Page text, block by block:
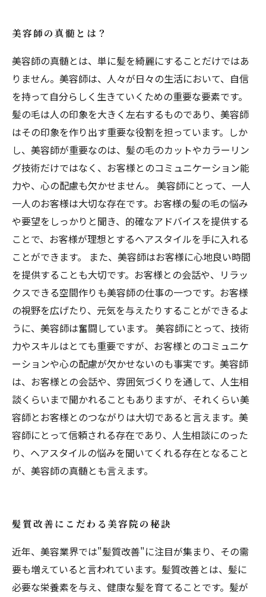
美容師の真髄とは？
美容師の真髄とは、単に髪を綺麗にすることだけではあ
りません。美容師は、人々が日々の生活において、自信
を持って自分らしく生きていくための重要な要素です。
髪の毛は人の印象を大きく左右するものであり、美容師
はその印象を作り出す重要な役割を担っています。しか
し、美容師が重要なのは、髪の毛のカットやカラーリン
グ技術だけではなく、お客様とのコミュニケーション能
力や、心の配慮も欠かせません。 美容師にとって、一人
一人のお客様は大切な存在です。お客様の髪の毛の悩み
や要望をしっかりと聞き、的確なアドバイスを提供する
ことで、お客様が理想とするヘアスタイルを手に入れる
ことができます。 また、美容師はお客様に心地良い時間
を提供することも大切です。お客様との会話や、リラッ
クスできる空間作りも美容師の仕事の一つです。お客様
の視野を広げたり、元気を与えたりすることができるよ
うに、美容師は奮闘しています。 美容師にとって、技術
力やスキルはとても重要ですが、お客様とのコミュニケ
ーションや心の配慮が欠かせないのも事実です。美容師
は、お客様との会話や、雰囲気づくりを通して、人生相
談くらいまで聞かれることもありますが、それくらい美
容師とお客様とのつながりは大切であると言えます。美
容師にとって信頼される存在であり、人生相談にのった
り、ヘアスタイルの悩みを聞いてくれる存在となること
が、美容師の真髄とも言えます。
髪質改善にこだわる美容院の秘訣
近年、美容業界では"髪質改善"に注目が集まり、その需
要も増えていると言われています。髪質改善とは、髪に
必要な栄養素を与え、健康な髪を育てることです。髪が